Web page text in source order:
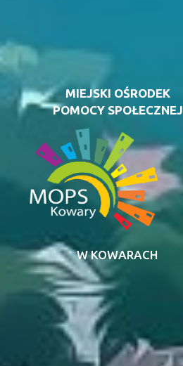
MIEJSKI OŚRODEK
POMOCY SPOŁECZNEJ
W KOWARACH